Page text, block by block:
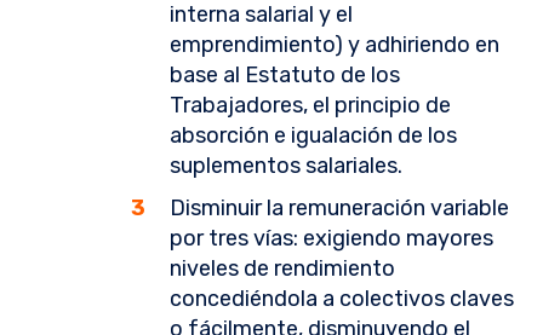
interna salarial y el
emprendimiento) y adhiriendo en
base al Estatuto de los
Trabajadores, el principio de
absorción e igualación de los
suplementos salariales.
Disminuir la remuneración variable
por tres vías: exigiendo mayores
niveles de rendimiento
concediéndola a colectivos claves
o fácilmente, disminuyendo el